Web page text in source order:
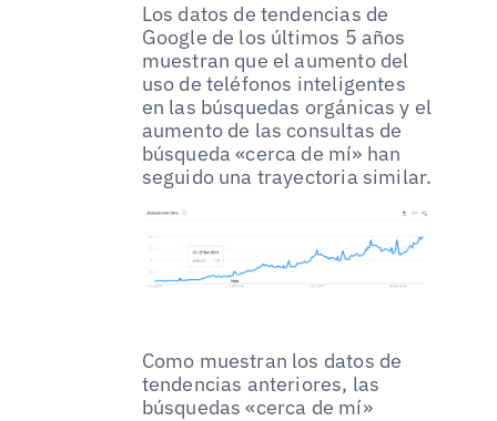
Los datos de tendencias de
Google de los últimos 5 años
muestran que el aumento del
uso de teléfonos inteligentes
en las búsquedas orgánicas y el
aumento de las consultas de
búsqueda «cerca de mí» han
seguido una trayectoria similar.
Como muestran los datos de
tendencias anteriores, las
búsquedas «cerca de mí»